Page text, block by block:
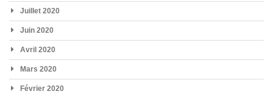
Juillet 2020
Juin 2020
Avril 2020
Mars 2020
Février 2020